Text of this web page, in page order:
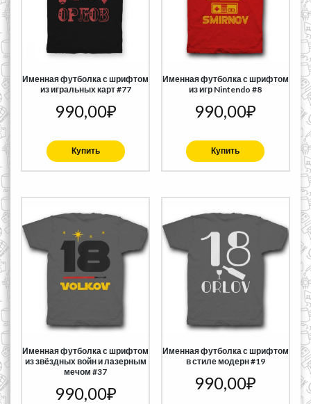
Именная футболка с шрифтом
из игральных карт #77
990,00₽
Купить
Именная футболка с шрифтом
из игр Nintendo #8
990,00₽
Купить
Именная футболка с шрифтом
из звёздных войн и лазерным
мечом #37
990,00₽
Именная футболка с шрифтом
в стиле модерн #19
990,00₽